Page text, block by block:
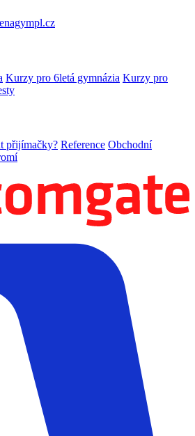
Kurzy pro 6letá gymnázia Kurzy pro
přijímačky? Reference Obchodní